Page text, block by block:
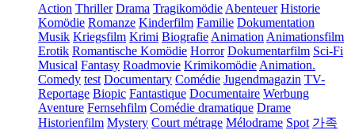
Action Thriller Drama Tragikomödie Abenteuer Historie
Komödie Romanze Kinderfilm Familie Dokumentation
Musik Kriegsfilm Krimi Biografie Animation Animationsfilm
Erotik Romantische Komödie Horror Dokumentarfilm Sci-Fi
Musical Fantasy Roadmovie Krimikomödie Animation.
Comedy test Documentary Comédie Jugendmagazin TV-
Reportage Biopic Fantastique Documentaire Werbung
Aventure Fernsehfilm Comédie dramatique Drame
Historienfilm Mystery Court métrage Mélodrame Spot 가족